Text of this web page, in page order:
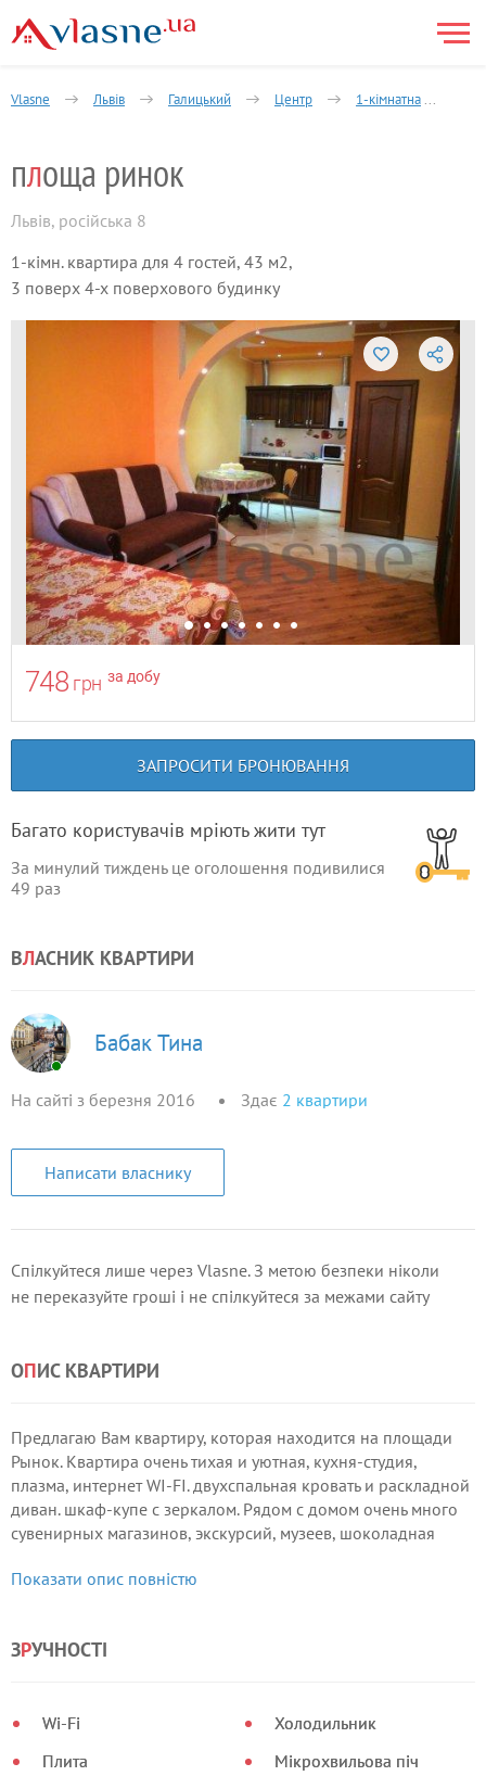
Vlasne Львів Галицький Центр 1-кімнатна
площа ринок
Львів, російська 8
1-кімн. квартира для 4 гостей, 43 м2,
3 поверх 4-х поверхового будинку
748 грн за добу
ЗАПРОСИТИ БРОНЮВАННЯ
Багато користувачів мріють жити тут
За минулий тиждень це оголошення подивилися
49 раз
ВЛАСНИК КВАРТИРИ
Бабак Тина
На сайті з березня 2016 Здає 2 квартири
Написати власнику
Спілкуйтеся лише через Vlasne. З метою безпеки ніколи
не переказуйте гроші і не спілкуйтеся за межами сайту
ОПИС КВАРТИРИ
Предлагаю Вам квартиру, которая находится на площади
Рынок. Квартира очень тихая и уютная, кухня-студия,
плазма, интернет WI-FI. двухспальная кровать и раскладной
диван. шкаф-купе с зеркалом. Рядом с домом очень много
сувенирных магазинов, экскурсий, музеев, шоколадная
домов, также видно дом Легенды.
Показати опис повністю
ЗРУЧНОСТІ
Wi-Fi
Плита
Холодильник
Мікрохвильова піч